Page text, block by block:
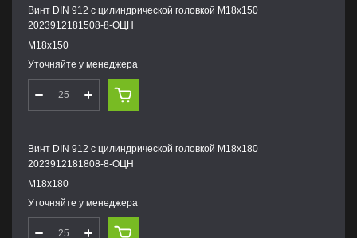
Винт DIN 912 с цилиндрической головкой М18х150
2023912181508-8-ОЦН
М18х150
Уточняйте у менеджера
Винт DIN 912 с цилиндрической головкой М18х180
2023912181808-8-ОЦН
М18х180
Уточняйте у менеджера